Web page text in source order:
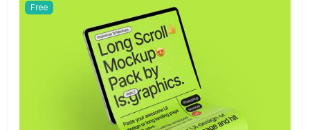
Free